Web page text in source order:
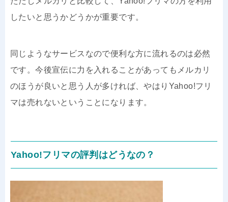
したいと思うかどうかが重要です。
同じようなサービスなので便利な方に流れるのは必然
です。今後宣伝に力を入れることがあってもメルカリ
のほうが良いと思う人が多ければ、やはりYahoo!フリ
マは売れないということになります。
Yahoo!フリマの評判はどうなの？